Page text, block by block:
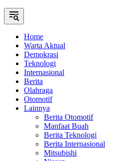
Home
Warta Aktual
Demokrasi
Teknologi
Internasional
Berita
Olahraga
Otomotif
Lainnya
Berita Otomotif
Manfaat Buah
Berita Teknologi
Berita Internasional
Mitsubishi